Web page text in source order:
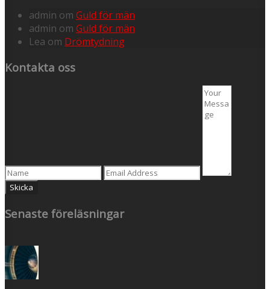
admin om Guld för män
admin om Guld för män
Lea om Drömtydning
Kontakta oss
Senaste föreläsningar